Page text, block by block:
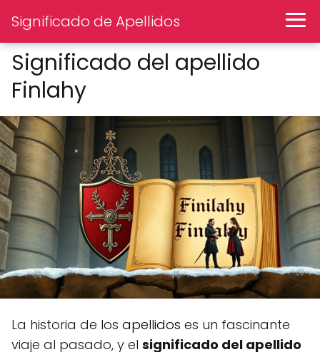
Significado de Apellidos
Significado del apellido
Finlahy
La historia de los apellidos es un fascinante
viaje al pasado, y el significado del apellido